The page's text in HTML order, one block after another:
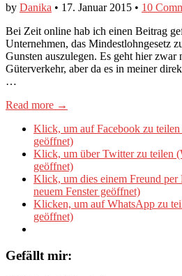
by Danika • 17. Januar 2015 • 10
Bei Zeit online hab ich einen Beitrag
Unternehmen, das Mindestlohngesetz
Gunsten auszulegen. Es geht hier
Güterverkehr, aber da es in meiner
…
Read more →
Klick, um auf Facebook zu
geöffnet)
Klick, um über Twitter zu teilen
geöffnet)
Klick, um dies einem Freund
neuem Fenster geöffnet)
Klicken, um auf WhatsApp zu
geöffnet)
Gefällt mir: